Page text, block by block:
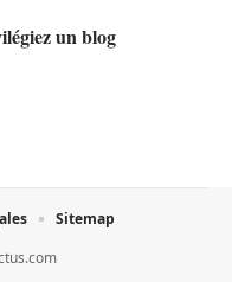
un blog
Sitemap